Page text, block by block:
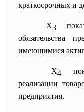
краткосрочных и
Х3
обязательства
имеющимися
Х4
реализации
предприятия.